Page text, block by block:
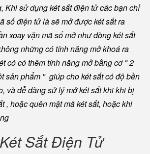
Khi sử dụng két sắt điện tử các bạn chỉ
số điện tử là sẽ mở được két sắt ra
xoay vặn mã số mở như dòng két sắt
những có tính năng mở khoá ra
có có thêm tính năng mở bằng cơ " 2
sản phẩm " giúp cho két sắt có độ bền
và dễ dàng sử lý mở két sắt khi khi bị
, hoặc quên mật mã két sắt, hoặc khi
Sắt Điện Tử